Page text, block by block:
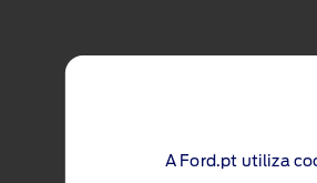
A Ford.pt utiliza